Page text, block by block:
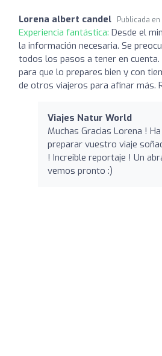
Lorena albert candel Publicada en
Experiencia fantástica: Desde el
la información necesaria. Se
todos los pasos a tener en cuenta.
para que lo prepares bien y con
de otros viajeros para afinar más.
Viajes Natur World
Muchas Gracias Lorena !
preparar vuestro viaje
! Increible reportaje ! Un
vemos pronto :)